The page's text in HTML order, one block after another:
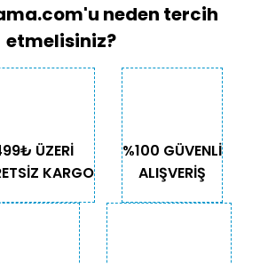
neden tercih
etmelisiniz?
ÜZERİ
KARGO
%100 GÜVENLİ
ALIŞVERİŞ